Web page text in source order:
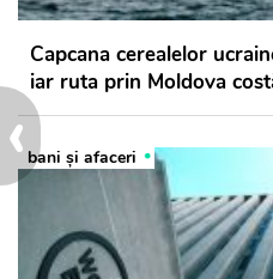
‹
Capcana cerealelor
iar ruta prin Moldova
bani și afaceri